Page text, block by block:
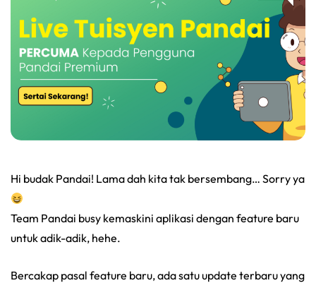
Hi budak Pandai! Lama dah kita tak bersembang… Sorry ya
Team Pandai busy kemaskini aplikasi dengan feature baru
untuk adik-adik, hehe.
Bercakap pasal feature baru, ada satu update terbaru yang